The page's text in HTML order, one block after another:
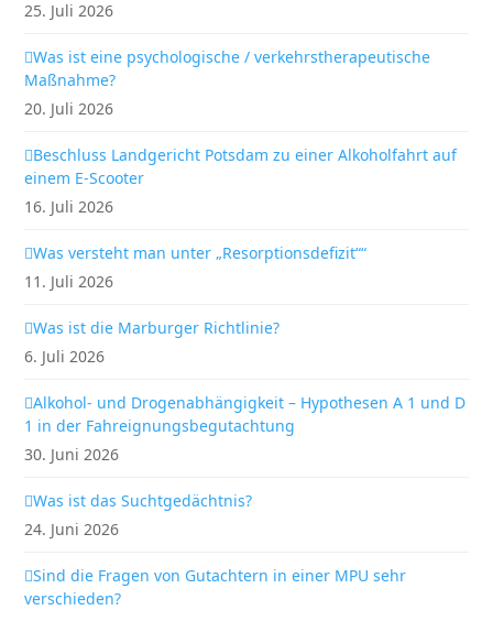
25. Juli 2026
Was ist eine psychologische / verkehrstherapeutische
Maßnahme?
20. Juli 2026
Beschluss Landgericht Potsdam zu einer Alkoholfahrt auf
einem E-Scooter
16. Juli 2026
Was versteht man unter „Resorptionsdefizit““
11. Juli 2026
Was ist die Marburger Richtlinie?
6. Juli 2026
Alkohol- und Drogenabhängigkeit – Hypothesen A 1 und D
1 in der Fahreignungsbegutachtung
30. Juni 2026
Was ist das Suchtgedächtnis?
24. Juni 2026
Sind die Fragen von Gutachtern in einer MPU sehr
verschieden?